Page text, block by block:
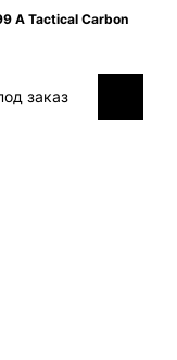
A Tactical Carbon
заказ